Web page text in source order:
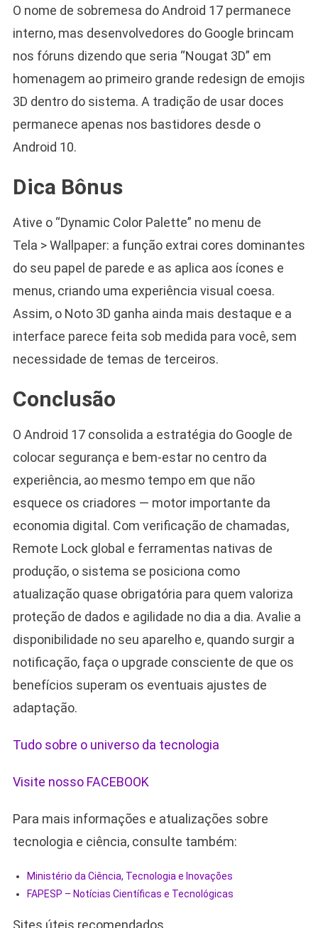
O nome de sobremesa do Android 17 permanece
interno, mas desenvolvedores do Google brincam
nos fóruns dizendo que seria “Nougat 3D” em
homenagem ao primeiro grande redesign de emojis
3D dentro do sistema. A tradição de usar doces
permanece apenas nos bastidores desde o
Android 10.
Dica Bônus
Ative o “Dynamic Color Palette” no menu de
Tela > Wallpaper: a função extrai cores dominantes
do seu papel de parede e as aplica aos ícones e
menus, criando uma experiência visual coesa.
Assim, o Noto 3D ganha ainda mais destaque e a
interface parece feita sob medida para você, sem
necessidade de temas de terceiros.
Conclusão
O Android 17 consolida a estratégia do Google de
colocar segurança e bem-estar no centro da
experiência, ao mesmo tempo em que não
esquece os criadores — motor importante da
economia digital. Com verificação de chamadas,
Remote Lock global e ferramentas nativas de
produção, o sistema se posiciona como
atualização quase obrigatória para quem valoriza
proteção de dados e agilidade no dia a dia. Avalie a
disponibilidade no seu aparelho e, quando surgir a
notificação, faça o upgrade consciente de que os
benefícios superam os eventuais ajustes de
adaptação.
Tudo sobre o universo da tecnologia
Visite nosso FACEBOOK
Para mais informações e atualizações sobre
tecnologia e ciência, consulte também:
Ministério da Ciência, Tecnologia e Inovações
FAPESP – Notícias Científicas e Tecnológicas